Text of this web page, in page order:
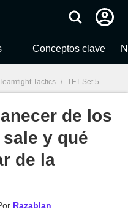
Conceptos clave
Tactics / TFT Set 5.5 - Amanecer de los Héroes: Cuando sale y qué podemos esperar de la actualización
de los
y qué
de la
Razablan